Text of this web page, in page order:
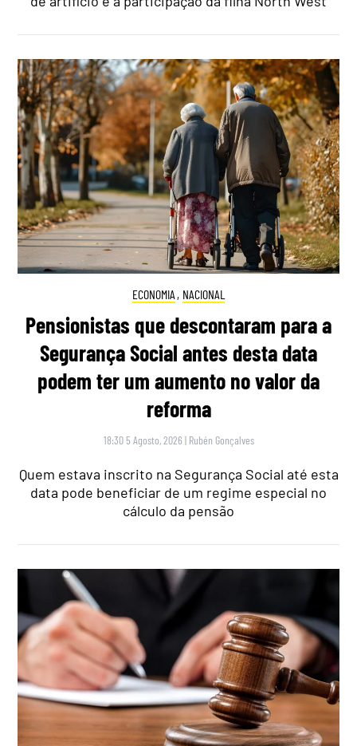
ECONOMIA , NACIONAL
Pensionistas que descontaram para a
Segurança Social antes desta data
podem ter um aumento no valor da
reforma
18:30 5 Agosto, 2026 | Rubén Gonçalves
Quem estava inscrito na Segurança Social até esta
data pode beneficiar de um regime especial no
cálculo da pensão